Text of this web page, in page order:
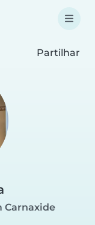
Partilhar
Carnaxide